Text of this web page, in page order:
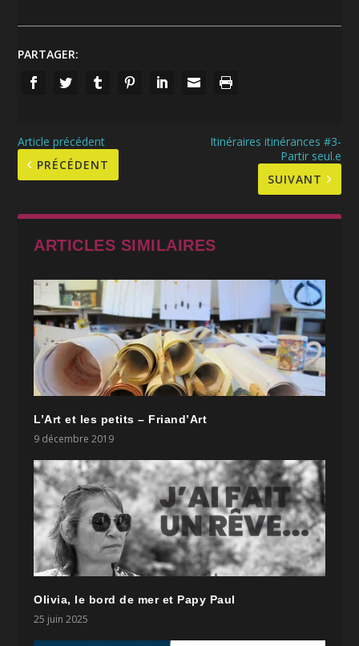
PARTAGER:
Article précédent
PRÉCÉDENT
Itinéraires itinérances #3-
Partir seul.e
SUIVANT
ARTICLES SIMILAIRES
L’Art et les petits – Friand’Art
9 décembre 2019
Olivia, le bord de mer et Papy Paul
25 juin 2025